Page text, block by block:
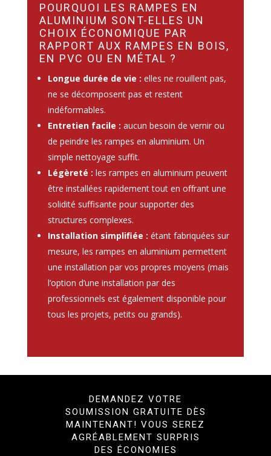
POURQUOI LES RAMPES EN
ALUMINIUM SONT-ELLES UN
CHOIX ÉCONOMIQUE PAR
RAPPORT AUX RAMPES EN BOIS,
EN PVC OU EN MÉTAL ?
Longue durée de vie : elles ne rouillent pas,
ne se décomposent pas et restent
indéformables.
Entretien facile : aucun besoin de vernir ou
de peindre les rampes en aluminium. Un
simple nettoyage suffit.
Légèreté : les rampes en aluminium peuvent
être installées rapidement tout en offrant une
solidité suffisante pour supporter des
structures complexes.
Installation simplifiée : étant fabriquées sur
mesure, les rampes en aluminium permettent
une installation par vos propres moyens (mais
l’option d’une installation par des
professionnels est également disponible pour
tous les projets, petits ou grands).
DEMANDEZ VOTRE
SOUMISSION GRATUITE DÈS
MAINTENANT! VOUS SEREZ
AGRÉABLEMENT SURPRIS
DES ÉCONOMIES